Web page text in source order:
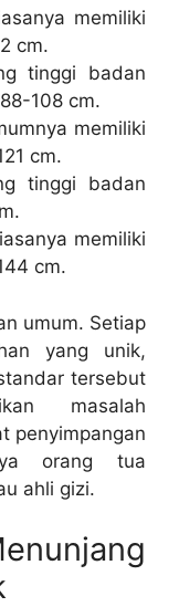
memiliki
cm.
tinggi badan
108 cm.
memiliki
cm.
tinggi badan
memiliki
cm.
umum. Setiap
yang unik,
tersebut
masalah
penyimpangan
orang tua
ahli gizi.